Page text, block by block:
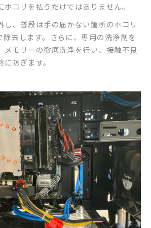
コリを払うだけではありません。
し、普段は手の届かない箇所のホコリ
除去します。さらに、専用の洗浄剤を
メモリーの徹底洗浄を行い、接触不良
防ぎます。